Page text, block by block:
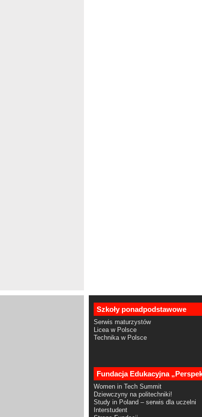
Szkoły ponadpodstawowe
Serwis maturzystów
Licea w Polsce
Technika w Polsce
Fundacja Edukacyjna
Women in Tech Summit
Dziewczyny na politechniki!
Study in Poland – serwis dla uczelni
Interstudent